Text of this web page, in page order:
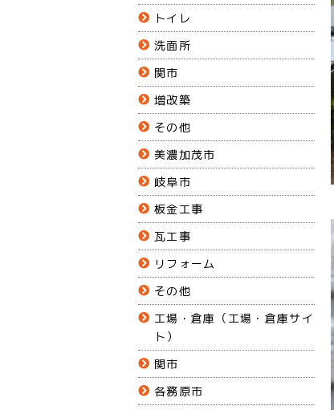
トイレ
洗面所
関市
増改築
その他
美濃加茂市
岐阜市
板金工事
瓦工事
リフォーム
その他
工場・倉庫（工場・倉庫サイ
ト）
関市
各務原市